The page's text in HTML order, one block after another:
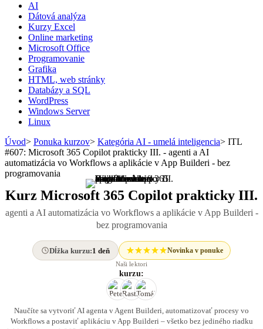
AI
Dátová analýza
Kurzy Excel
Online marketing
Microsoft Office
Programovanie
Grafika
HTML, web stránky
Databázy a SQL
WordPress
Windows Server
Linux
Úvod> Ponuka kurzov> Kategória AI - umelá inteligencia> ITL
#607: Microsoft 365 Copilot prakticky III. - agenti a AI
automatizácia vo Workflows a aplikácie v App Builderi - bez
programovania
Kurz Microsoft 365 Copilot prakticky III.
agenti a AI automatizácia vo Workflows a aplikácie v App Builderi -
bez programovania
Dĺžka kurzu:1 deň Novinka v ponuke
Naši lektori
kurzu:
Naučíte sa vytvoriť AI agenta v Agent Builderi, automatizovať procesy vo
Workflows a postaviť aplikáciu v App Builderi – všetko bez jediného riadku